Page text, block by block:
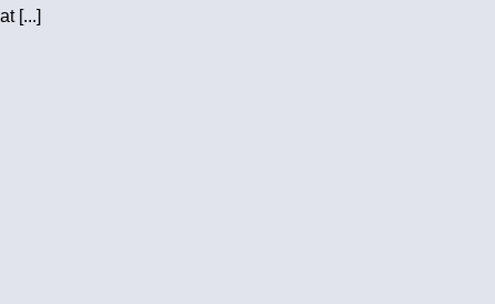
at [...]